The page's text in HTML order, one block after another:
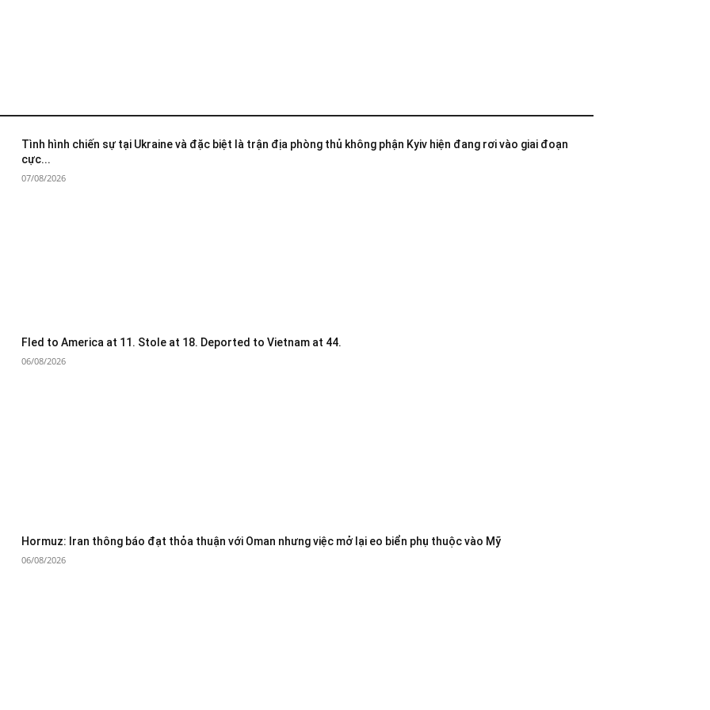
Tình hình chiến sự tại Ukraine và đặc biệt là trận địa phòng thủ không phận Kyiv hiện đang rơi vào giai đoạn
cực...
07/08/2026
Fled to America at 11. Stole at 18. Deported to Vietnam at 44.
06/08/2026
Hormuz: Iran thông báo đạt thỏa thuận với Oman nhưng việc mở lại eo biển phụ thuộc vào Mỹ
06/08/2026